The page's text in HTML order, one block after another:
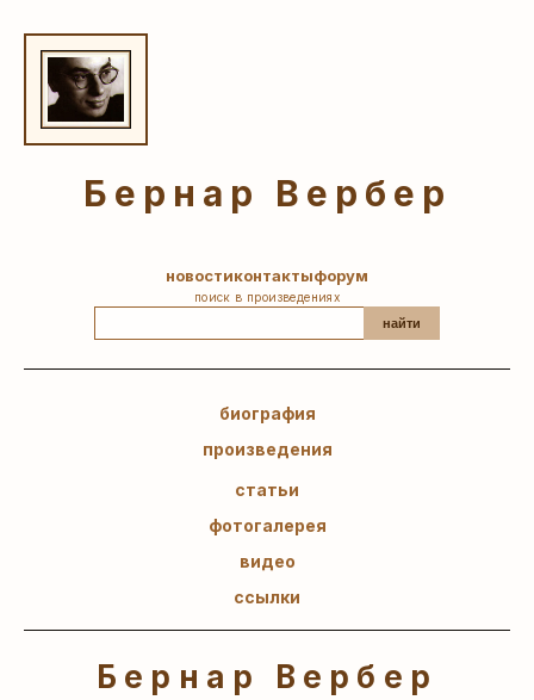
Бернар Вербер
новостиконтактыфорум
поиск в произведениях
найти
биография
произведения
статьи
фотогалерея
видео
ссылки
Бернар Вербер